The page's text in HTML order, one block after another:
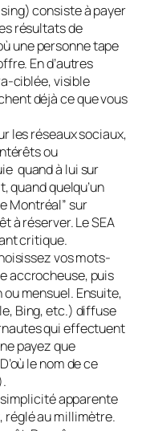
consiste à payer
résultats de
une personne tape
En d’autres
ciblée, visible
déjà ce que vous
les réseaux sociaux,
ou
quand à lui sur
quand quelqu’un
Montréal” sur
à réserver. Le SEA
critique.
vos mots-
accrocheuse, puis
mensuel. Ensuite,
Bing, etc.) diffuse
qui effectuent
payez que
le nom de ce
apparente
réglé au millimètre.